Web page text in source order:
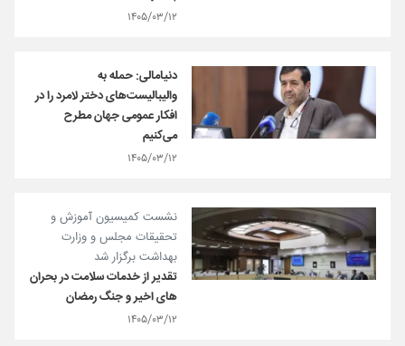
۱۴۰۵/۰۳/۱۲
دنیامالی: حمله به
والیبالیست‌های دختر لامرد را در
افکار عمومی جهان مطرح
می‌کنیم
۱۴۰۵/۰۳/۱۲
نشست کمیسیون آموزش و
تحقیقات مجلس و وزارت
بهداشت برگزار شد
تقدیر از خدمات سلامت در بحران
های اخیر و جنگ رمضان
۱۴۰۵/۰۳/۱۲